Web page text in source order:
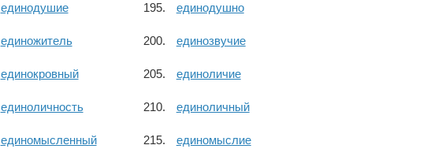
единодушие единодушно
единожитель единозвучие
единокровный единоличие
единоличность единоличный
единомысленный единомыслие